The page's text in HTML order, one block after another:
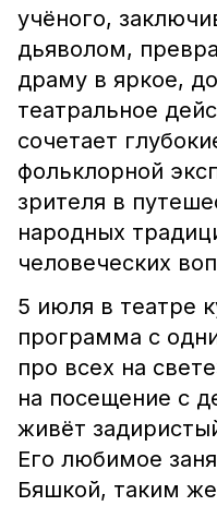
учёного,
дьяволом,
драму в яркое,
театральное
сочетает
фольклорной
зрителя в
народных
человеческих
5 июля в театре
программа с
про всех на
на посещение с
живёт
Его любимое
Бяшкой, таким